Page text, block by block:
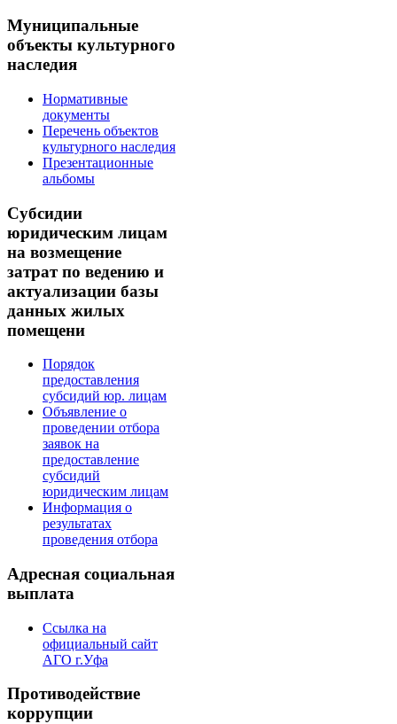
Муниципальные
объекты культурного
наследия
Нормативные
документы
Перечень объектов
культурного наследия
Презентационные
альбомы
Субсидии
юридическим лицам
на возмещение
затрат по ведению и
актуализации базы
данных жилых
помещени
Порядок
предоставления
субсидий юр. лицам
Объявление о
проведении отбора
заявок на
предоставление
субсидий
юридическим лицам
Информация о
результатах
проведения отбора
Адресная социальная
выплата
Ссылка на
официальный сайт
АГО г.Уфа
Противодействие
коррупции